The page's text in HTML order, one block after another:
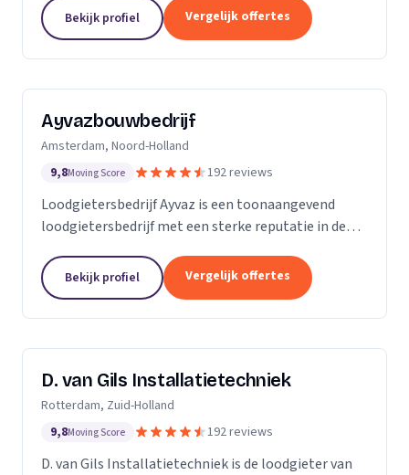
Utrecht voor u klaar! Bij ons kunt u terecht voor
oprecht advies,...
Bekijk profiel Vergelijk offertes
Ayvazbouwbedrijf
Amsterdam, Noord-Holland
9,8Moving Score 192 reviews
Loodgietersbedrijf Ayvaz is een toonaangevend
loodgietersbedrijf met een sterke reputatie in de
met een passie voor het leveren van hoogwaardige...
Bekijk profiel Vergelijk offertes
D. van Gils Installatietechniek
Rotterdam, Zuid-Holland
9,8Moving Score 192 reviews
D. van Gils Installatietechniek is de loodgieter van